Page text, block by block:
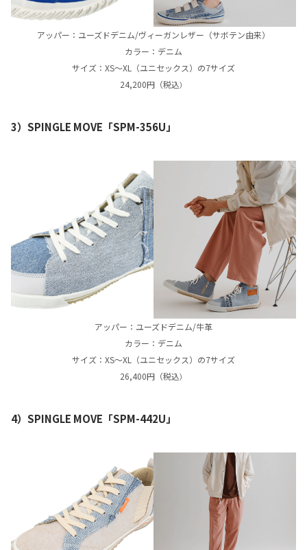
アッパー：ユーズドデニム/ヴィーガンレザー（サボテン由来）
カラー：デニム
サイズ：XS〜XL（ユニセックス）の7サイズ
24,200円（税込）
3）SPINGLE MOVE「SPM-356U」
アッパー：ユーズドデニム/牛革
カラー：デニム
サイズ：XS〜XL（ユニセックス）の7サイズ
26,400円（税込）
4）SPINGLE MOVE「SPM-442U」